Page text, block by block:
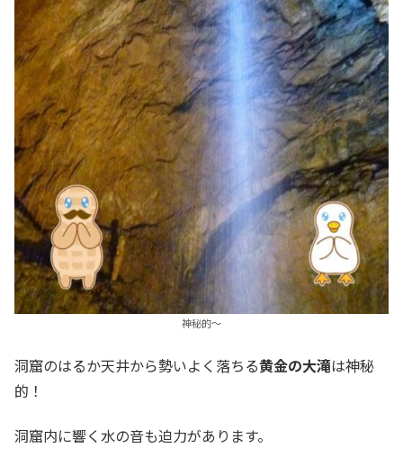
神秘的～
洞窟のはるか天井から勢いよく落ちる黄金の大滝は神秘
的！
洞窟内に響く水の音も迫力があります。